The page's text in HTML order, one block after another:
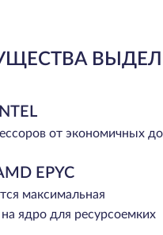
от экономичных до
EPYC
максимальная
ядро для ресурсоемких